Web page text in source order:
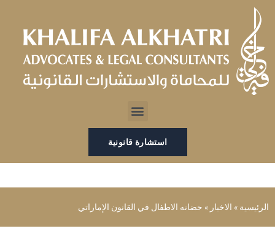
تخطي
المحتوى
Menu
استشارة قانونية
الرئيسية » الاخبار » حضانه الاطفال في القانون الإماراتي